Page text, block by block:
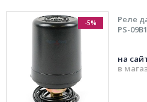
-5%
Реле
PS-
в
на